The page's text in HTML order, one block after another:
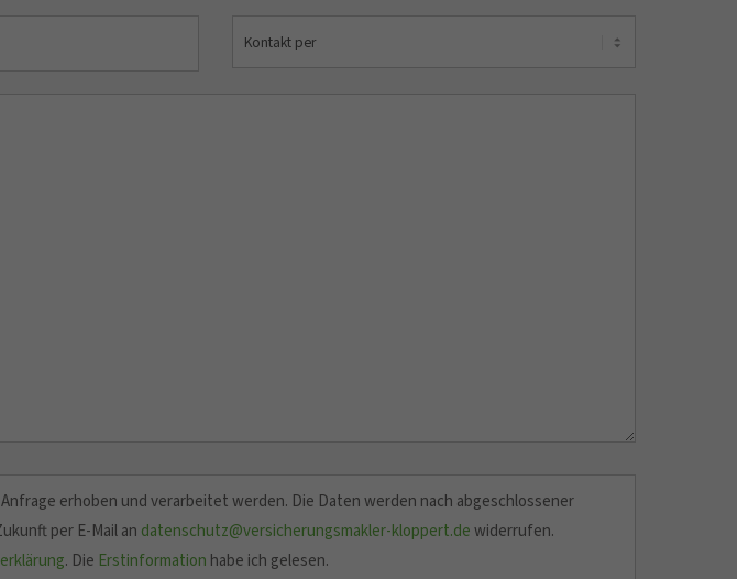
erhoben und verarbeitet werden. Die Daten werden nach abgeschlossener
per E-Mail an datenschutz@versicherungsmakler-kloppert.dewiderrufen.
. Die Erstinformation habe ich gelesen.